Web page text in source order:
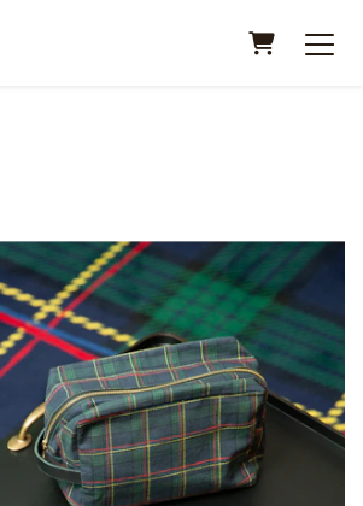
Warenkorb